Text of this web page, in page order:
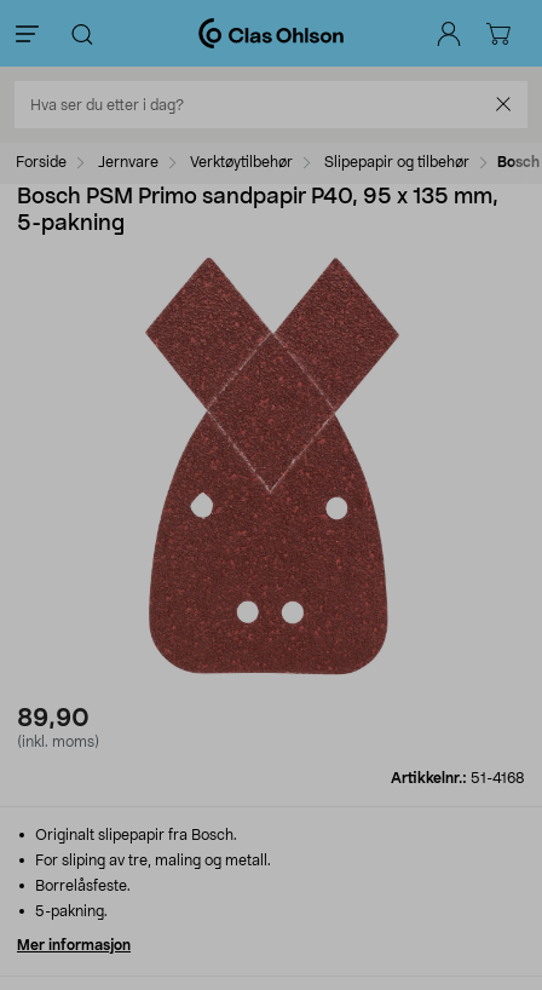
Forside Jernvare Verktøytilbehør Slipepapir og tilbehør
Bosch PSM Primo sandpapir P40, 95 x 135 mm,
5-pakning
89,90
(inkl. moms)
Artikkelnr.: 51-4168
Originalt slipepapir fra Bosch.
For sliping av tre, maling og metall.
Borrelåsfeste.
5-pakning.
Mer informasjon